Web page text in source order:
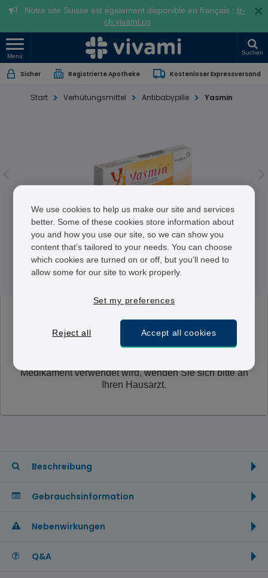
Notre site Suisse est également disponible en français : fr-
ch.vivami.co
×
Menü
Suchen
Sicher Registrierte Apotheke Kostenloser Expressversand
Start Verhütungsmittel Antibabypille Yasmin
Yasmin
Ethinylestradiol/Drospirenone
WICHTIGER HINWEIS:
Dieses Medikament wird
derzeit nicht von unserer Versandapotheke verkauft.
Diese Seite dient lediglich zur Information. Wenn Sie
Medikament verwendet wird, wenden Sie sich bitte an
Ihren Hausarzt.
Beschreibung
Gebrauchsinformation
Nebenwirkungen
Q&A
We use cookies to help us make our site and services
better. Some of these cookies store information about
you and how you use our site, so we can show you
content that’s tailored to your needs. You can choose
which cookies are turned on or off, but you’ll need to
allow some for our site to work properly.
Set my preferences
Reject all Accept all cookies